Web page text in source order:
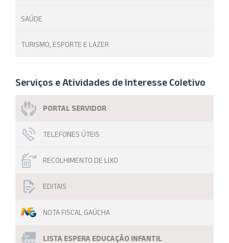
SAÚDE
TURISMO, ESPORTE E LAZER
Serviços e Atividades de Interesse Coletivo
PORTAL SERVIDOR
TELEFONES ÚTEIS
RECOLHIMENTO DE LIXO
EDITAIS
NOTA FISCAL GAÚCHA
LISTA ESPERA EDUCAÇÃO INFANTIL